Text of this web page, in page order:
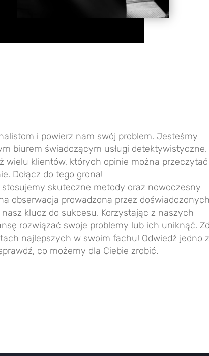
i powierz nam swój problem. Jesteśmy
biurem świadczącym usługi detektywistyczne.
wielu klientów, których opinie można przeczytać
Dołącz do tego grona!
stosujemy skuteczne metody oraz nowoczesny
obserwacja prowadzona przez doświadczonych
klucz do sukcesu. Korzystając z naszych
rozwiązać swoje problemy lub ich uniknąć.
najlepszych w swoim fachu! Odwiedź jedno z
co możemy dla Ciebie zrobić.